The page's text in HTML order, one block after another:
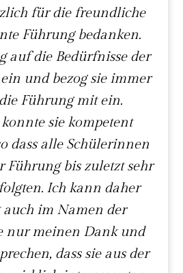
für die freundliche
Führung bedanken.
auf die Bedürfnisse der
und bezog sie immer
Führung mit ein.
sie kompetent
dass alle Schülerinnen
Führung bis zuletzt sehr
Ich kann daher
auch im Namen der
nur meinen Dank und
dass sie aus der